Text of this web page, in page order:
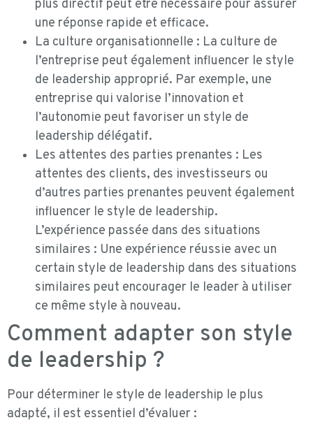
plus directif peut être nécessaire pour assurer
une réponse rapide et efficace.
La culture organisationnelle : La culture de
l’entreprise peut également influencer le style
de leadership approprié. Par exemple, une
entreprise qui valorise l’innovation et
l’autonomie peut favoriser un style de
leadership délégatif.
Les attentes des parties prenantes : Les
attentes des clients, des investisseurs ou
d’autres parties prenantes peuvent également
influencer le style de leadership.
L’expérience passée dans des situations
similaires : Une expérience réussie avec un
certain style de leadership dans des situations
similaires peut encourager le leader à utiliser
ce même style à nouveau.
Comment adapter son style
de leadership ?
Pour déterminer le style de leadership le plus
adapté, il est essentiel d’évaluer :